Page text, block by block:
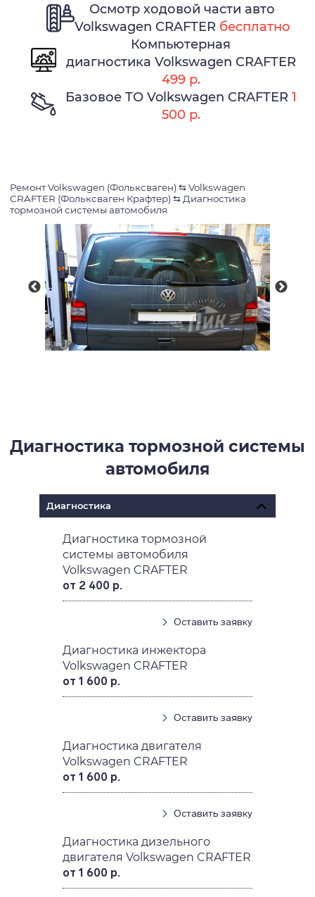
Осмотр ходовой части авто
Volkswagen CRAFTER бесплатно
Компьютерная
диагностика Volkswagen CRAFTER
499 р.
Базовое ТО Volkswagen CRAFTER 1
500 р.
Ремонт Volkswagen (Фольксваген) ⇆ Volkswagen
CRAFTER (Фольксваген Крафтер) ⇆ Диагностика
тормозной системы автомобиля
Диагностика тормозной системы
автомобиля
Диагностика
Диагностика тормозной
системы автомобиля
Volkswagen CRAFTER
от 2 400 р.
Оставить заявку
Диагностика инжектора
Volkswagen CRAFTER
от 1 600 р.
Оставить заявку
Диагностика двигателя
Volkswagen CRAFTER
от 1 600 р.
Оставить заявку
Диагностика дизельного
двигателя Volkswagen CRAFTER
от 1 600 р.